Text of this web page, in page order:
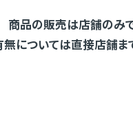
商品の販売は店舗のみで
については直接店舗ま